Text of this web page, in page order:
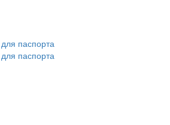
паспорта
паспорта